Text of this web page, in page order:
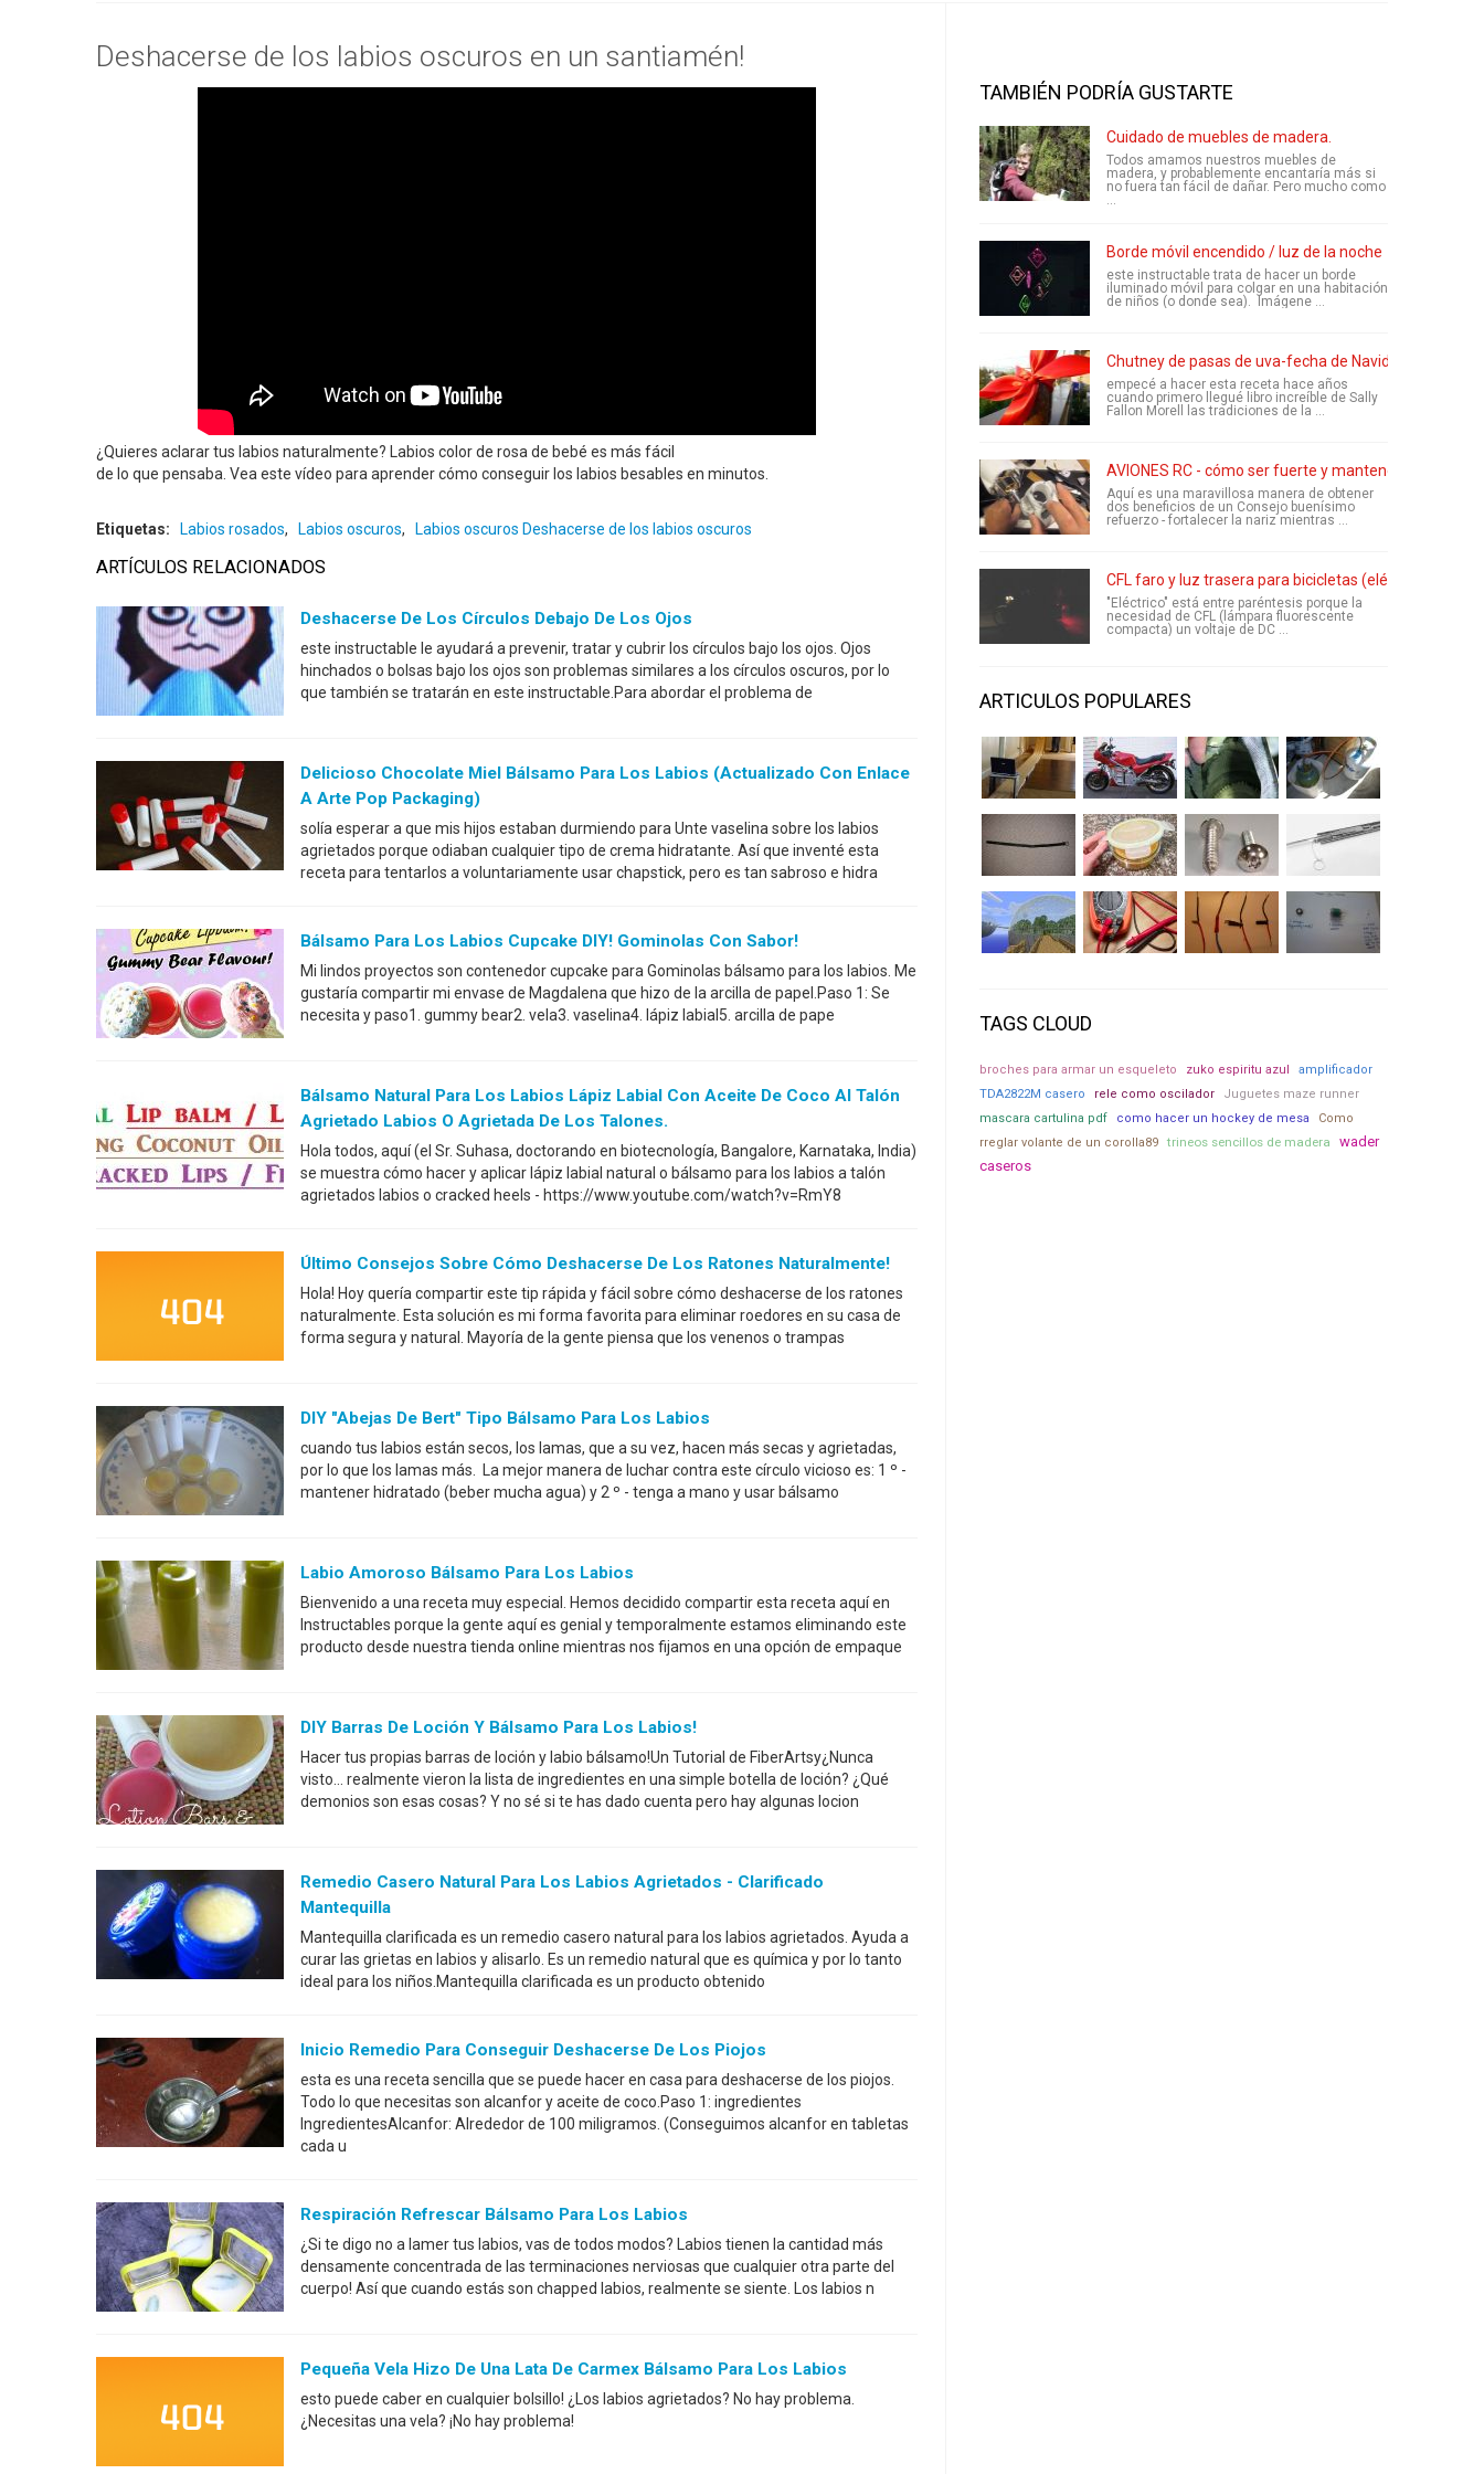
Deshacerse de los labios oscuros en un santiamén!
¿Quieres aclarar tus labios naturalmente? Labios color de rosa de bebé es más fácil
de lo que pensaba. Vea este vídeo para aprender cómo conseguir los labios besables en minutos.
Etiquetas: Labios rosados, Labios oscuros, Labios oscuros Deshacerse de los labios oscuros
ARTÍCULOS RELACIONADOS
Deshacerse De Los Círculos Debajo De Los Ojos
este instructable le ayudará a prevenir, tratar y cubrir los círculos bajo los ojos. Ojos
hinchados o bolsas bajo los ojos son problemas similares a los círculos oscuros, por lo
que también se tratarán en este instructable.Para abordar el problema de
Delicioso Chocolate Miel Bálsamo Para Los Labios (actualizado Con Enlace
A Arte Pop Packaging)
solía esperar a que mis hijos estaban durmiendo para Unte vaselina sobre los labios
agrietados porque odiaban cualquier tipo de crema hidratante. Así que inventé esta
receta para tentarlos a voluntariamente usar chapstick, pero es tan sabroso e hidra
Bálsamo Para Los Labios Cupcake DIY! Gominolas Con Sabor!
Mi lindos proyectos son contenedor cupcake para Gominolas bálsamo para los labios. Me
gustaría compartir mi envase de Magdalena que hizo de la arcilla de papel.Paso 1: Se
necesita y paso1. gummy bear2. vela3. vaselina4. lápiz labial5. arcilla de pape
Bálsamo Natural Para Los Labios Lápiz Labial Con Aceite De Coco Al Talón
Agrietado Labios O Agrietada De Los Talones.
Hola todos, aquí (el Sr. Suhasa, doctorando en biotecnología, Bangalore, Karnataka, India)
se muestra cómo hacer y aplicar lápiz labial natural o bálsamo para los labios a talón
agrietados labios o cracked heels - https://www.youtube.com/watch?v=RmY8
Último Consejos Sobre Cómo Deshacerse De Los Ratones Naturalmente!
Hola! Hoy quería compartir este tip rápida y fácil sobre cómo deshacerse de los ratones
naturalmente. Esta solución es mi forma favorita para eliminar roedores en su casa de
forma segura y natural. Mayoría de la gente piensa que los venenos o trampas
DIY "Abejas De Bert" Tipo Bálsamo Para Los Labios
cuando tus labios están secos, los lamas, que a su vez, hacen más secas y agrietadas,
por lo que los lamas más. La mejor manera de luchar contra este círculo vicioso es: 1 º -
mantener hidratado (beber mucha agua) y 2 º - tenga a mano y usar bálsamo
Labio Amoroso Bálsamo Para Los Labios
Bienvenido a una receta muy especial. Hemos decidido compartir esta receta aquí en
Instructables porque la gente aquí es genial y temporalmente estamos eliminando este
producto desde nuestra tienda online mientras nos fijamos en una opción de empaque
DIY Barras De Loción Y Bálsamo Para Los Labios!
Hacer tus propias barras de loción y labio bálsamo!Un Tutorial de FiberArtsy¿Nunca
visto... realmente vieron la lista de ingredientes en una simple botella de loción? ¿Qué
demonios son esas cosas? Y no sé si te has dado cuenta pero hay algunas locion
Remedio Casero Natural Para Los Labios Agrietados - Clarificado
Mantequilla
Mantequilla clarificada es un remedio casero natural para los labios agrietados. Ayuda a
curar las grietas en labios y alisarlo. Es un remedio natural que es química y por lo tanto
ideal para los niños.Mantequilla clarificada es un producto obtenido
Inicio Remedio Para Conseguir Deshacerse De Los Piojos
esta es una receta sencilla que se puede hacer en casa para deshacerse de los piojos.
Todo lo que necesitas son alcanfor y aceite de coco.Paso 1: ingredientes
IngredientesAlcanfor: Alrededor de 100 miligramos. (Conseguimos alcanfor en tabletas
cada u
Respiración Refrescar Bálsamo Para Los Labios
¿Si te digo no a lamer tus labios, vas de todos modos? Labios tienen la cantidad más
densamente concentrada de las terminaciones nerviosas que cualquier otra parte del
cuerpo! Así que cuando estás son chapped labios, realmente se siente. Los labios n
Pequeña Vela Hizo De Una Lata De Carmex Bálsamo Para Los Labios
esto puede caber en cualquier bolsillo! ¿Los labios agrietados? No hay problema.
¿Necesitas una vela? ¡No hay problema!
TAMBIÉN PODRÍA GUSTARTE
Cuidado de muebles de madera.
Todos amamos nuestros muebles de
madera, y probablemente encantaría más si
no fuera tan fácil de dañar. Pero mucho como
...
Borde móvil encendido / luz de la noche
este instructable trata de hacer un borde
iluminado móvil para colgar en una habitación
de niños (o donde sea). Imágene ...
Chutney de pasas de uva-fecha de Navidad
empecé a hacer esta receta hace años
cuando primero llegué libro increíble de Sally
Fallon Morell las tradiciones de la ...
AVIONES RC - cómo ser fuerte y mantener su fresco
Aquí es una maravillosa manera de obtener
dos beneficios de un Consejo buenísimo
refuerzo - fortalecer la nariz mientras ...
CFL faro y luz trasera para bicicletas (eléctricas)
"Eléctrico" está entre paréntesis porque la
necesidad de CFL (lámpara fluorescente
compacta) un voltaje de DC ...
ARTICULOS POPULARES
TAGS CLOUD
broches para armar un esqueleto zuko espiritu azul
amplificador
TDA2822M casero
rele como oscilador
Juguetes maze runner
mascara cartulina pdf
como hacer un hockey de mesa
Como
rreglar volante de un corolla89
trineos sencillos de madera
wader
caseros